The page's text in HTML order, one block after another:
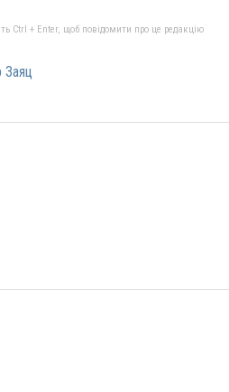
Ctrl + Enter, щоб повідомити про це редакцію
Заяц